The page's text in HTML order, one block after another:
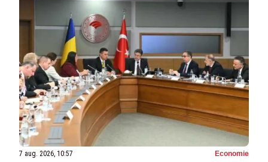
7 aug. 2026, 10:57 Economie